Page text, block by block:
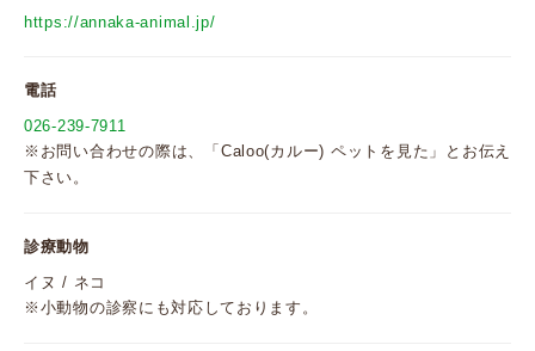
https://annaka-animal.jp/
電話
026-239-7911
※お問い合わせの際は、「Caloo(カルー) ペットを見た」とお伝え
下さい。
診療動物
イヌ / ネコ
※小動物の診察にも対応しております。